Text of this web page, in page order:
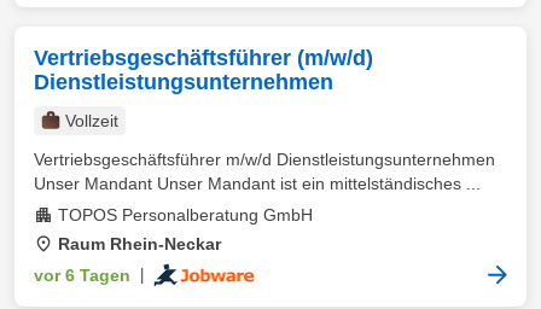
Vertriebsgeschäftsführer (m/w/d)
Dienstleistungsunternehmen
Vollzeit
Vertriebsgeschäftsführer m/w/d Dienstleistungsunternehmen
Unser Mandant Unser Mandant ist ein mittelständisches ...
TOPOS Personalberatung GmbH
Raum Rhein-Neckar
vor 6 Tagen